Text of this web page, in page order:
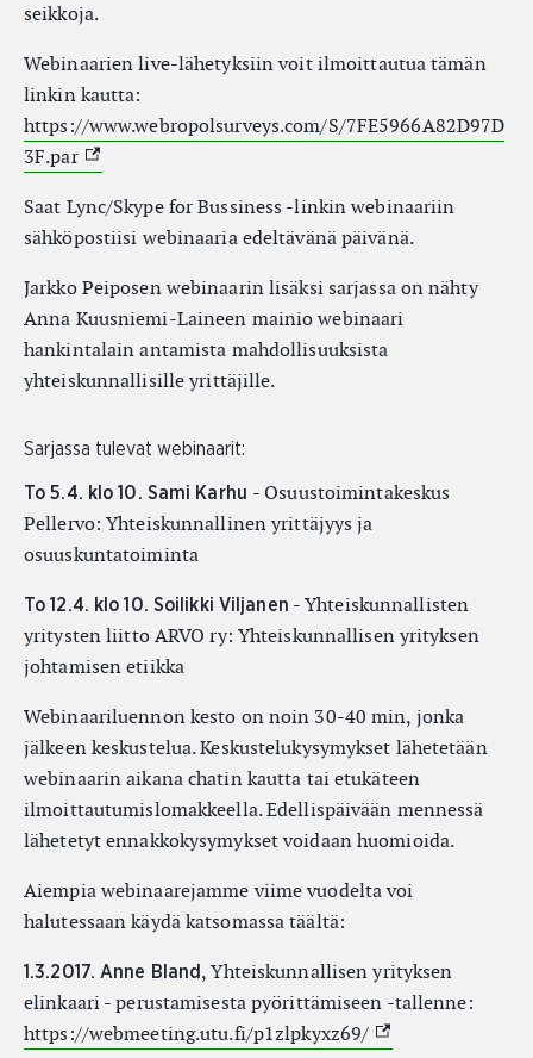
seikkoja.
Webinaarien live-lähetyksiin voit ilmoittautua tämän
linkin kautta:
https://www.webropolsurveys.com/S/7FE5966A82D97D
3F.par (External link)
Saat Lync/Skype for Bussiness -linkin webinaariin
sähköpostiisi webinaaria edeltävänä päivänä.
Jarkko Peiposen webinaarin lisäksi sarjassa on nähty
Anna Kuusniemi-Laineen mainio webinaari
hankintalain antamista mahdollisuuksista
yhteiskunnallisille yrittäjille.
Sarjassa tulevat webinaarit:
To 5.4. klo 10. Sami Karhu - Osuustoimintakeskus
Pellervo: Yhteiskunnallinen yrittäjyys ja
osuuskuntatoiminta
To 12.4. klo 10. Soilikki Viljanen - Yhteiskunnallisten
yritysten liitto ARVO ry: Yhteiskunnallisen yrityksen
johtamisen etiikka
Webinaariluennon kesto on noin 30-40 min, jonka
jälkeen keskustelua. Keskustelukysymykset lähetetään
webinaarin aikana chatin kautta tai etukäteen
ilmoittautumislomakkeella. Edellispäivään mennessä
lähetetyt ennakkokysymykset voidaan huomioida.
Aiempia webinaarejamme viime vuodelta voi
halutessaan käydä katsomassa täältä:
1.3.2017. Anne Bland , Yhteiskunnallisen yrityksen
elinkaari - perustamisesta pyörittämiseen -tallenne:
https://webmeeting.utu.fi/p1zlpkyxz69/ (External link)